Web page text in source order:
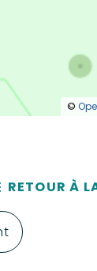
©
RETOUR À